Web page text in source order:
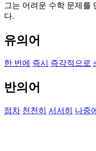
그는 어려운 수학 문제를
다.
유의어
한 번에 즉시 즉각적으로
반의어
점차 천천히 서서히 나중에